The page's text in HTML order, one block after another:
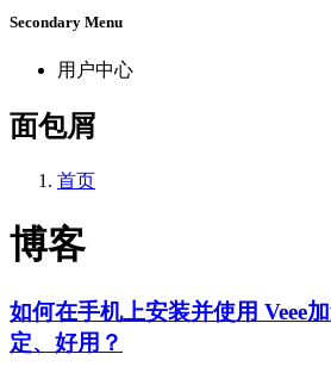
Secondary Menu
用户中心
面包屑
首页
博客
如何在手机上安装并使用 Veee
定、好用？